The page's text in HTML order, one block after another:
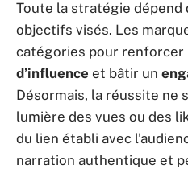
Toute la stratégie dépend
objectifs visés. Les
catégories pour renforcer
d’influence et bâtir un
Désormais, la réussite ne
lumière des vues ou des
du lien établi avec
narration authentique et